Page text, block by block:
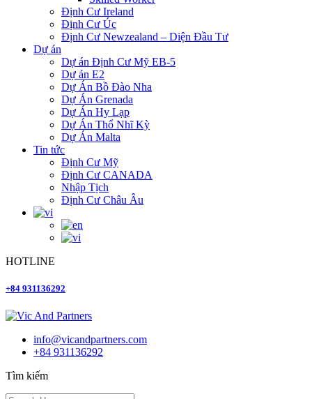
Định Cư Ireland
Định Cư Úc
Định Cư Newzealand – Diện Đầu Tư
Dự án
Dự án Định Cư Mỹ EB-5
Dự án E2
Dự Án Bồ Đào Nha
Dự Án Grenada
Dự Án Hy Lạp
Dự Án Thổ Nhĩ Kỳ
Dự Án Malta
Tin tức
Định Cư Mỹ
Định Cư CANADA
Nhập Tịch
Định Cư Châu Âu
HOTLINE
+84 931136292
info@vicandpartners.com
+84 931136292
Tìm kiếm